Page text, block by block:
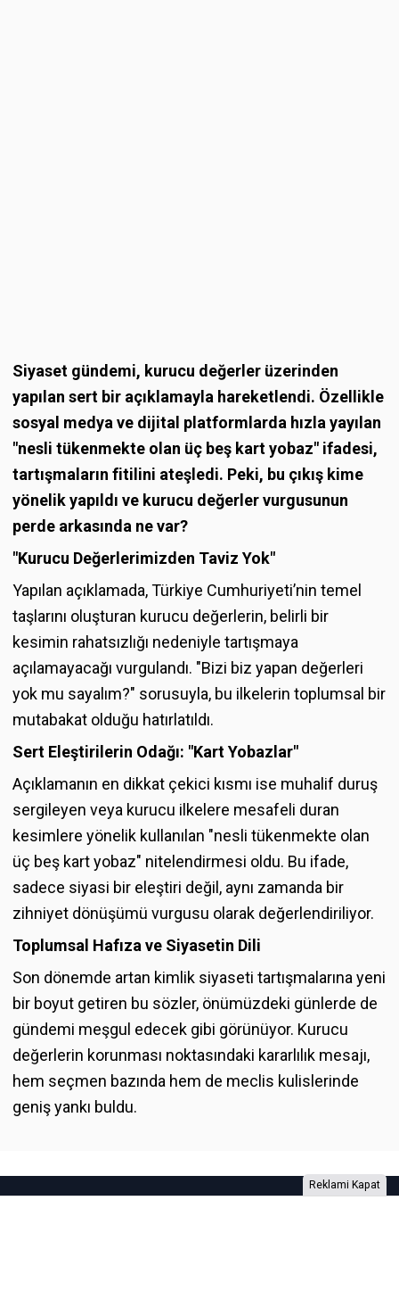
Siyaset gündemi, kurucu değerler üzerinden
yapılan sert bir açıklamayla hareketlendi. Özellikle
sosyal medya ve dijital platformlarda hızla yayılan
"nesli tükenmekte olan üç beş kart yobaz" ifadesi,
tartışmaların fitilini ateşledi. Peki, bu çıkış kime
yönelik yapıldı ve kurucu değerler vurgusunun
perde arkasında ne var?
"Kurucu Değerlerimizden Taviz Yok"
Yapılan açıklamada, Türkiye Cumhuriyeti’nin temel
taşlarını oluşturan kurucu değerlerin, belirli bir
kesimin rahatsızlığı nedeniyle tartışmaya
açılamayacağı vurgulandı. "Bizi biz yapan değerleri
yok mu sayalım?" sorusuyla, bu ilkelerin toplumsal bir
mutabakat olduğu hatırlatıldı.
Sert Eleştirilerin Odağı: "Kart Yobazlar"
Açıklamanın en dikkat çekici kısmı ise muhalif duruş
sergileyen veya kurucu ilkelere mesafeli duran
kesimlere yönelik kullanılan "nesli tükenmekte olan
üç beş kart yobaz" nitelendirmesi oldu. Bu ifade,
sadece siyasi bir eleştiri değil, aynı zamanda bir
zihniyet dönüşümü vurgusu olarak değerlendiriliyor.
Toplumsal Hafıza ve Siyasetin Dili
Son dönemde artan kimlik siyaseti tartışmalarına yeni
bir boyut getiren bu sözler, önümüzdeki günlerde de
gündemi meşgul edecek gibi görünüyor. Kurucu
değerlerin korunması noktasındaki kararlılık mesajı,
hem seçmen bazında hem de meclis kulislerinde
geniş yankı buldu.
Reklami Kapat